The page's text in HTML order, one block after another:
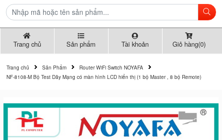
Trang chủ Sản phẩm Tài khoản Giỏ hàng(0)
Trang chủ Sản Phẩm
Router WiFi Switch NOYAFA
NF-8108-M Bộ Test Dây Mạng có màn hình LCD hiển thị (1 bộ Master , 8 bộ Remote)